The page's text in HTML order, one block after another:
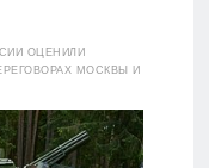
ОЦЕНИЛИ
МОСКВЫ И